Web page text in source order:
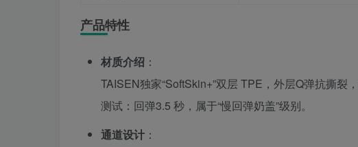
产品特性
材质介绍 ：
TAISEN独家“SoftSkin+”双层 TPE，外层Q弹抗撕
测试：回弹3.5 秒，属于“慢回弹奶盖”级别。
通道设计 ：